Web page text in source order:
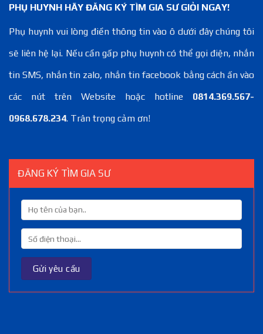
PHỤ HUYNH HÃY ĐĂNG KÝ TÌM GIA SƯ GIỎI NGAY!
Phụ huynh vui lòng điền thông tin vào ô dưới đây chúng tôi
sẽ liên hệ lại. Nếu cần gấp phụ huynh có thể gọi điện, nhắn
tin SMS, nhắn tin zalo, nhắn tin facebook bằng cách ấn vào
các nút trên Website hoặc hotline 0814.369.567-
0968.678.234. Trân trọng cảm ơn!
ĐĂNG KÝ TÌM GIA SƯ